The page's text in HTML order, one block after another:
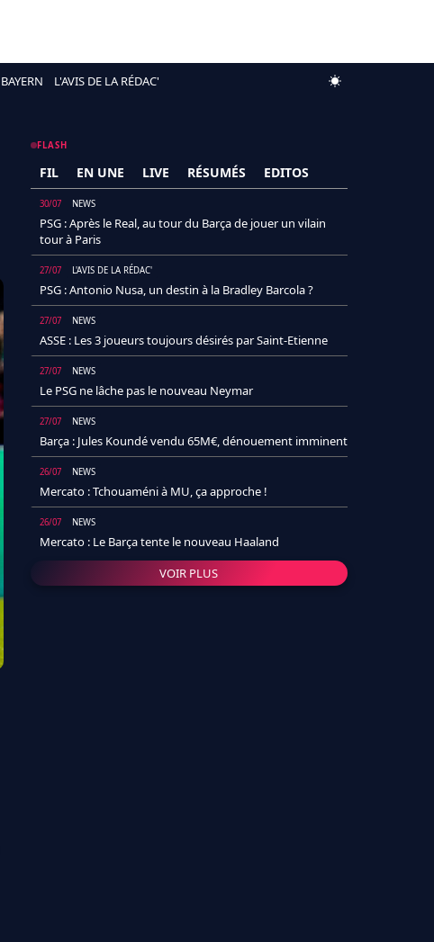
BAYERN L'AVIS DE LA RÉDAC'
FLASH
FIL EN UNE LIVE RÉSUMÉS EDITOS
30/07 NEWS
PSG : Après le Real, au tour du Barça de jouer un vilain
tour à Paris
27/07 L'AVIS DE LA RÉDAC'
PSG : Antonio Nusa, un destin à la Bradley Barcola ?
27/07 NEWS
ASSE : Les 3 joueurs toujours désirés par Saint-Etienne
27/07 NEWS
Le PSG ne lâche pas le nouveau Neymar
27/07 NEWS
Barça : Jules Koundé vendu 65M€, dénouement imminent
26/07 NEWS
Mercato : Tchouaméni à MU, ça approche !
26/07 NEWS
Mercato : Le Barça tente le nouveau Haaland
VOIR PLUS